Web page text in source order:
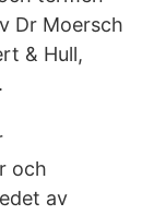
Dr Moersch
& Hull,
och
av